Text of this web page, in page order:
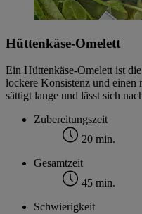
Hüttenkäse-Omelett
Ein Hüttenkäse-Omelett ist
lockere Konsistenz und einen
sättigt lange und lässt sich
Zubereitungszeit
20 min.
Gesamtzeit
45 min.
Schwierigkeit